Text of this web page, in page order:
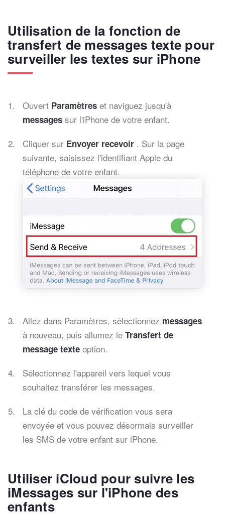
Utilisation de la fonction de
transfert de messages texte pour
surveiller les textes sur iPhone
Ouvert Paramètres et naviguez jusqu'à
messages sur l'iPhone de votre enfant.
Cliquer sur Envoyer recevoir . Sur la page
suivante, saisissez l'identifiant Apple du
téléphone de votre enfant.
Allez dans Paramètres, sélectionnez messages
à nouveau, puis allumez le Transfert de
message texte option.
Sélectionnez l'appareil vers lequel vous
souhaitez transférer les messages.
La clé du code de vérification vous sera
envoyée et vous pouvez désormais surveiller
les SMS de votre enfant sur iPhone.
Utiliser iCloud pour suivre les
iMessages sur l'iPhone des
enfants